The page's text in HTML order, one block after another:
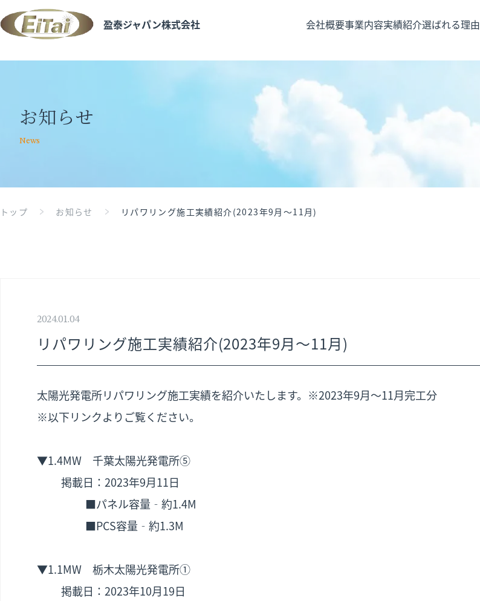
盈泰ジャパン株式会社 会社概要事業内容
太陽光発電
系統用蓄電池
電気保安
実績紹介選ばれる理由
お知らせ
News
トップ お知らせ リパワリング施工実績紹介(2023年9月～11月)
2024.01.04
リパワリング施工実績紹介(2023年9月～11月)
太陽光発電所リパワリング施工実績を紹介いたします。※2023年9月～11月完工分
※以下リンクよりご覧ください。
▼1.4MW 千葉太陽光発電所⑤
掲載日：2023年9月11日
■パネル容量‐約1.4M
■PCS容量‐約1.3M
▼1.1MW 栃木太陽光発電所①
掲載日：2023年10月19日